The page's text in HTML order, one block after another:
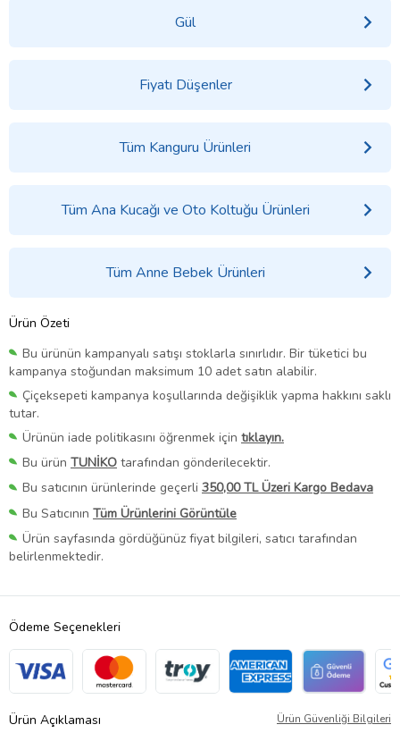
Gül
Fiyatı Düşenler
Tüm Kanguru Ürünleri
Tüm Ana Kucağı ve Oto Koltuğu Ürünleri
Tüm Anne Bebek Ürünleri
Ürün Özeti
Bu ürünün kampanyalı satışı stoklarla sınırlıdır. Bir tüketici bu
kampanya stoğundan maksimum 10 adet satın alabilir.
Çiçeksepeti kampanya koşullarında değişiklik yapma hakkını saklı
tutar.
Ürünün iade politikasını öğrenmek için tıklayın.
Bu ürün TUNİKO tarafından gönderilecektir.
Bu satıcının ürünlerinde geçerli 350,00 TL Üzeri Kargo Bedava
Bu Satıcının Tüm Ürünlerini Görüntüle
Ürün sayfasında gördüğünüz fiyat bilgileri, satıcı tarafından
belirlenmektedir.
Ödeme Seçenekleri
Ürün Açıklaması Ürün Güvenliği Bilgileri